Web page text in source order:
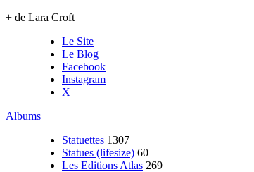
+ de Lara Croft
Le Site
Le Blog
Facebook
Instagram
X
Albums
Statuettes 1307
Statues (lifesize) 60
Les Editions Atlas 269